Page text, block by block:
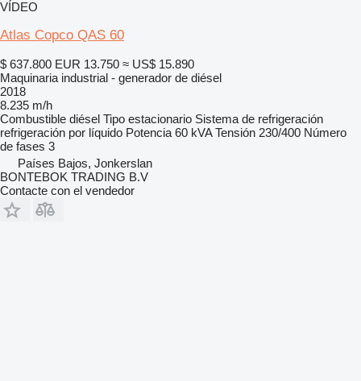
VÍDEO
Atlas Copco QAS 60
$ 637.800 EUR 13.750 ≈ US$ 15.890
Maquinaria industrial - generador de diésel
2018
8.235 m/h
Combustible diésel Tipo estacionario Sistema de refrigeración
refrigeración por líquido Potencia 60 kVA Tensión 230/400 Número
de fases 3
Países Bajos, Jonkerslan
BONTEBOK TRADING B.V
Contacte con el vendedor